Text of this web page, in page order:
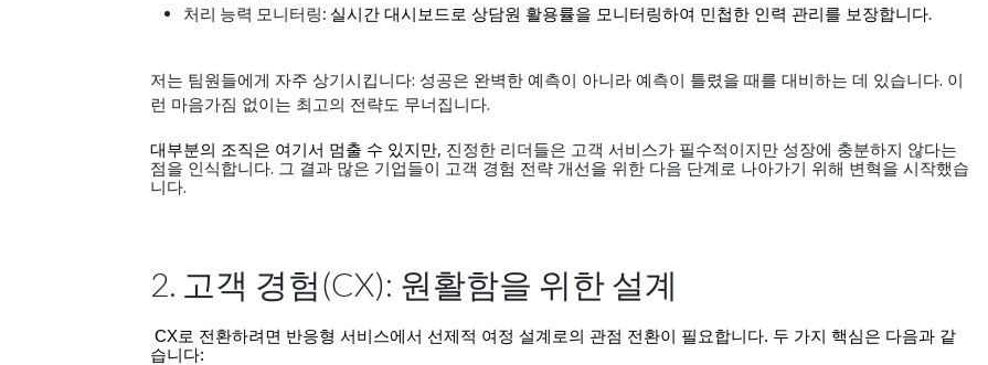
처리 능력 모니터링: 실시간 대시보드로 상담원 활용률을 모니터링하여 민첩한 인력 관리를 보장합니다.
저는 팀원들에게 자주 상기시킵니다: 성공은 완벽한 예측이 아니라 예측이 틀렸을 때를 대비하는 데 있습니다. 이
런 마음가짐 없이는 최고의 전략도 무너집니다.
대부분의 조직은 여기서 멈출 수 있지만, 진정한 리더들은 고객 서비스가 필수적이지만 성장에 충분하지 않다는
점을 인식합니다. 그 결과 많은 기업들이 고객 경험 전략 개선을 위한 다음 단계로 나아가기 위해 변혁을 시작했습
니다.
2. 고객 경험(CX): 원활함을 위한 설계
CX로 전환하려면 반응형 서비스에서 선제적 여정 설계로의 관점 전환이 필요합니다. 두 가지 핵심은 다음과 같
습니다: